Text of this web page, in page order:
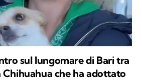
sul lungomare di Bari tra
Chihuahua che ha adottato